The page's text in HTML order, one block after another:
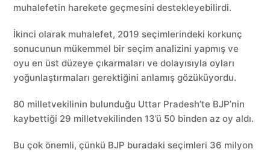
muhalefetin harekete geçmesini destekleyebilirdi.
İkinci olarak muhalefet, 2019 seçimlerindeki korkunç
sonucunun mükemmel bir seçim analizini yapmış ve
oyu en üst düzeye çıkarmaları ve dolayısıyla oyları
yoğunlaştırmaları gerektiğini anlamış gözüküyordu.
80 milletvekilinin bulunduğu Uttar Pradesh’te BJP’nin
kaybettiği 29 milletvekilinden 13’ü 50 binden az oy aldı.
Bu çok önemli, çünkü BJP buradaki seçimleri 36 milyon